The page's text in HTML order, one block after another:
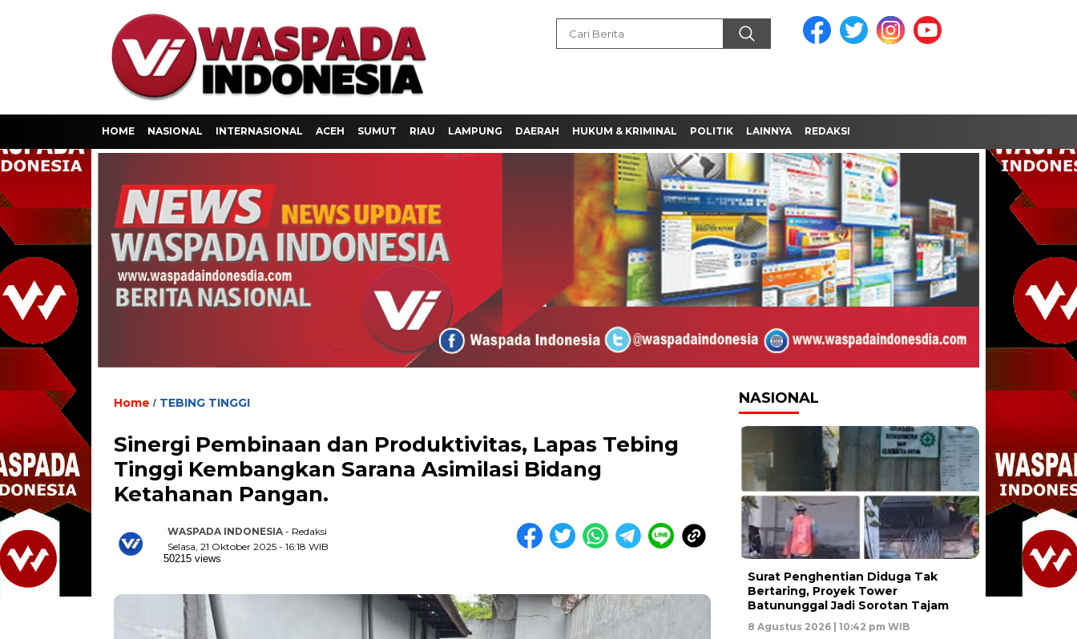
HOME NASIONAL INTERNASIONAL ACEH SUMUT RIAU LAMPUNG DAERAH HUKUM & KRIMINAL POLITIK LAINNYA REDAKSI
Home / TEBING TINGGI
Sinergi Pembinaan dan Produktivitas, Lapas Tebing
Tinggi Kembangkan Sarana Asimilasi Bidang
Ketahanan Pangan.
WASPADA INDONESIA - Redaksi
Selasa, 21 Oktober 2025 - 16:18 WIB
50215 views
NASIONAL
Surat Penghentian Diduga Tak
Bertaring, Proyek Tower
Batununggal Jadi Sorotan Tajam
8 Agustus 2026 | 10:42 pm WIB